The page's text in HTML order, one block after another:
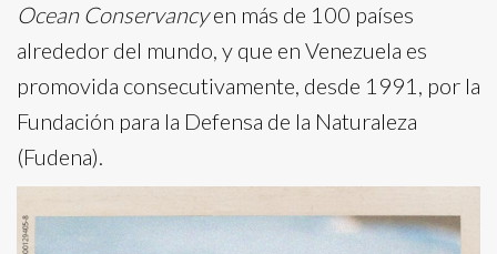
Ocean Conservancyen más de 100 países
alrededor del mundo, y que en Venezuela es
promovida consecutivamente, desde 1991, por la
Fundación para la Defensa de la Naturaleza
(Fudena).